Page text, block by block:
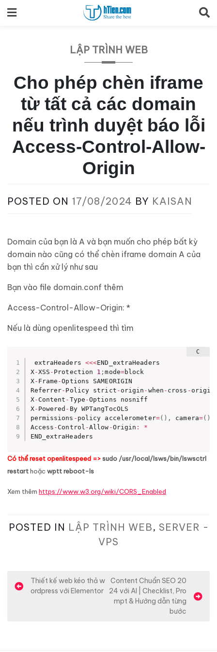
to
LẬP TRÌNH WEB
Cho phép chèn iframe
từ tất cả các domain
nếu trình duyệt báo lỗi
Access-Control-Allow-
Origin
POSTED ON 17/08/2024 BY KAISAN
Domain của bạn là A và bạn muốn cho phép bất kỳ
domain nào cũng có thể chèn iframe domain A của
bạn thì cần xử lý như sau
Bạn vào file domain.conf thêm
Access-Control-Allow-Origin: *
Nếu là dùng openlitespeed thì tìm
extraHeaders <<<END_extraHeaders
X-XSS - Protection 1 ;mode=block
X- Frame -Options SAMEORIGIN
Referrer- Policy strict - origin - when - cross - origin
X- Content - Type -Options nosniff
X- Powered - By WPTangTocOLS
permissions - policy accelerometer=( ) , camera=( )
Access - Control -Allow -Origin :
*
END_extraHeaders
Có thể reset openlitespeed =>sudo /usr/local/lsws/bin/lswsctrl
restarthoặc wptt reboot-ls
Xem thêm https://www.w3.org/wiki/CORS_Enabled
POSTED IN LẬP TRÌNH WEB, SERVER -
VPS
Đ
Thiết kế web kéo thả w
ordpress với Elementor
Content Chuẩn SEO 20
24 với AI | Checklist, Pro
mpt & Hướng dẫn từng
bước